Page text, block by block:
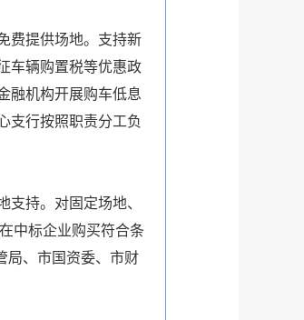
费提供场地。支持新
车辆购置税等优惠政
融机构开展购车低息
支行按照职责分工负
持。对固定场地、
中标企业购买符合条
局、市国资委、市财